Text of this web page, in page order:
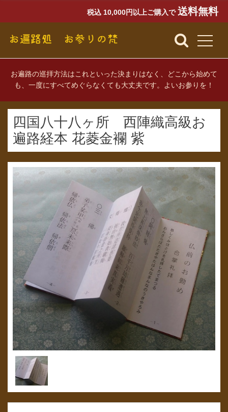
税込 10,000円以上ご購入で 送料無料
お遍路の巡拝方法はこれといった決まりはなく、どこから始めて
も、一度にすべてめぐらなくても大丈夫です。よいお参りを！
四国八十八ヶ所 西陣織高級お
遍路経本 花菱金襴 紫